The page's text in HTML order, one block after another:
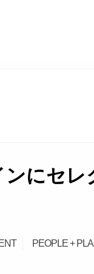
にセ
PEOPLE +